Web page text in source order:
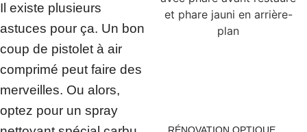
Il existe plusieurs
astuces pour ça. Un bon
coup de pistolet à air
comprimé peut faire des
merveilles. Ou alors,
optez pour un spray